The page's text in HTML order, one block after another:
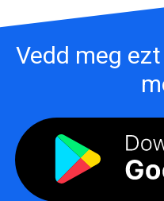
Vedd meg